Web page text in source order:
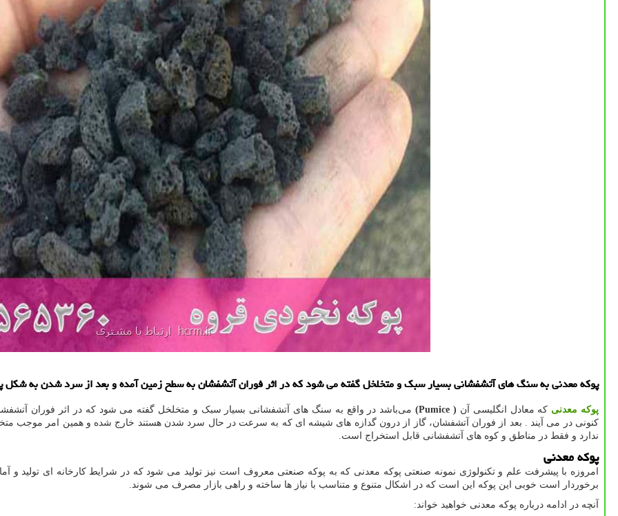
پوكه معدنی به سنگ های آتشفشانی بسیار سبك و متخلخل گفته می شود كه در اثر فوران آتشفشان به سطح زمین آمده و بعد از سرد شدن به شكل
پوکه معدنی که معادل انگلیسی آن (Pumice )می‌باشد در واقع به سنگ های آتشفشانی بسیار سبک و متخلخل گفته می شود که در اثر فوران
کنونی در می آیند . بعد از فوران آتشفشان، گاز از درون گدازه‌ های شیشه ‌ای که به سرعت در حال سرد شدن هستند خارج شده و همین امر موجب
ندارد و فقط در مناطق و کوه های آتشفشانی قابل استخراج است.
پوکه معدنی
امروزه با پیشرفت علم و تکنولوژی نمونه صنعتی پوکه معدنی که به پوکه صنعتی معروف است نیز تولید می شود که در شرایط کارخانه ای تولید
برخوردار است خوبی این پوکه این است که در اشکال متنوع و متناسب با نیاز ها ساخته و راهی بازار مصرف می ‌شوند.
آنچه در ادامه درباره پوکه معدنی خواهید خواند: